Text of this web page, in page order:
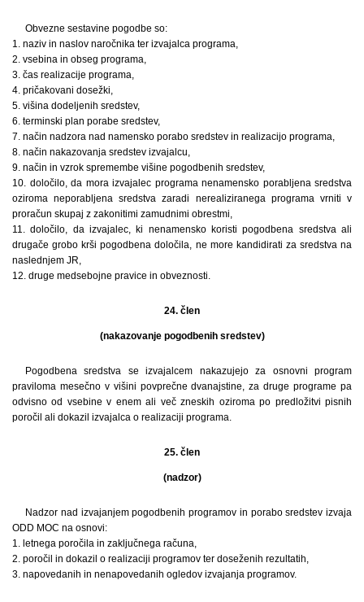
Obvezne sestavine pogodbe so:
1. naziv in naslov naročnika ter izvajalca programa,
2. vsebina in obseg programa,
3. čas realizacije programa,
4. pričakovani dosežki,
5. višina dodeljenih sredstev,
6. terminski plan porabe sredstev,
7. način nadzora nad namensko porabo sredstev in realizacijo programa,
8. način nakazovanja sredstev izvajalcu,
9. način in vzrok spremembe višine pogodbenih sredstev,
10. določilo, da mora izvajalec programa nenamensko porabljena sredstva
oziroma neporabljena sredstva zaradi nerealiziranega programa vrniti v
proračun skupaj z zakonitimi zamudnimi obrestmi,
11. določilo, da izvajalec, ki nenamensko koristi pogodbena sredstva ali
drugače grobo krši pogodbena določila, ne more kandidirati za sredstva na
naslednjem JR,
12. druge medsebojne pravice in obveznosti.
24. člen
(nakazovanje pogodbenih sredstev)
Pogodbena sredstva se izvajalcem nakazujejo za osnovni program
praviloma mesečno v višini povprečne dvanajstine, za druge programe pa
odvisno od vsebine v enem ali več zneskih oziroma po predložitvi pisnih
poročil ali dokazil izvajalca o realizaciji programa.
25. člen
(nadzor)
Nadzor nad izvajanjem pogodbenih programov in porabo sredstev izvaja
ODD MOC na osnovi:
1. letnega poročila in zaključnega računa,
2. poročil in dokazil o realizaciji programov ter doseženih rezultatih,
3. napovedanih in nenapovedanih ogledov izvajanja programov.